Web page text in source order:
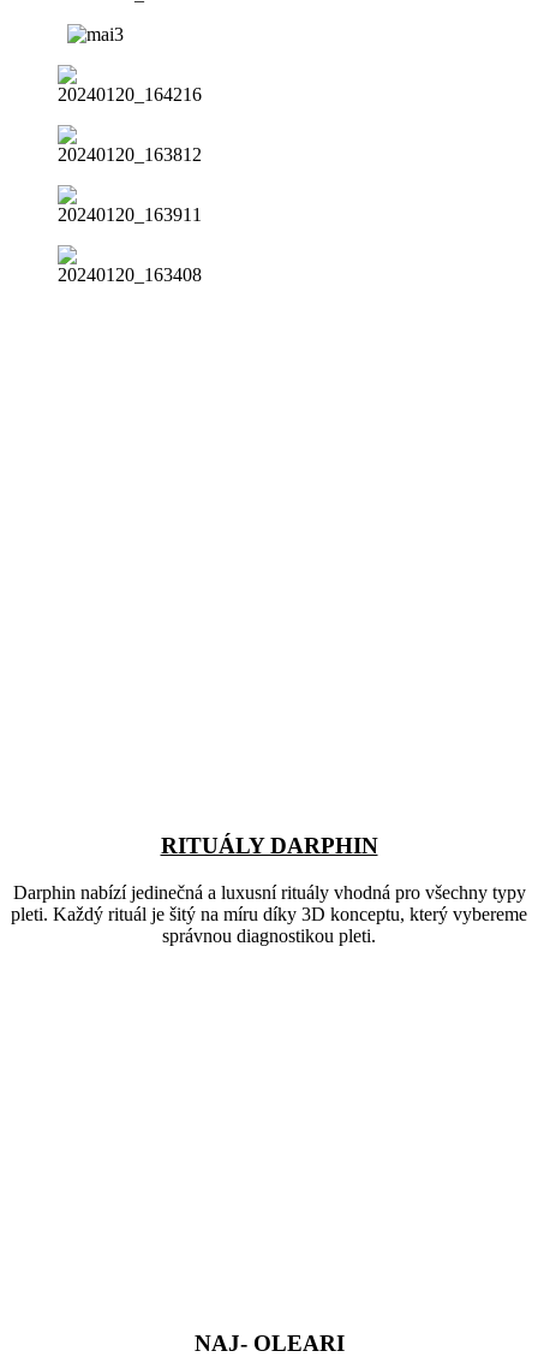
RITUÁLY DARPHIN
Darphin nabízí jedinečná a luxusní rituály vhodná pro všechny typy
pleti. Každý rituál je šitý na míru díky 3D konceptu, který vybereme
správnou diagnostikou pleti.
NAJ- OLEARI